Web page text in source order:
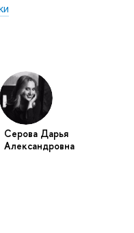
Серова Дарья
Александровна